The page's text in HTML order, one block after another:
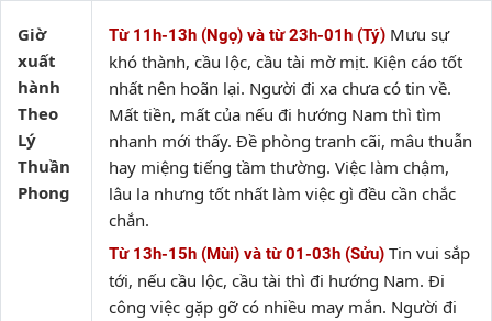
Giờ
xuất
hành
Theo
Lý
Thuần
Phong
Từ 11h-13h (Ngọ) và từ 23h-01h (Tý) Mưu sự
khó thành, cầu lộc, cầu tài mờ mịt. Kiện cáo tốt
nhất nên hoãn lại. Người đi xa chưa có tin về.
Mất tiền, mất của nếu đi hướng Nam thì tìm
nhanh mới thấy. Đề phòng tranh cãi, mâu thuẫn
hay miệng tiếng tầm thường. Việc làm chậm,
lâu la nhưng tốt nhất làm việc gì đều cần chắc
chắn.
Từ 13h-15h (Mùi) và từ 01-03h (Sửu) Tin vui sắp
tới, nếu cầu lộc, cầu tài thì đi hướng Nam. Đi
công việc gặp gỡ có nhiều may mắn. Người đi